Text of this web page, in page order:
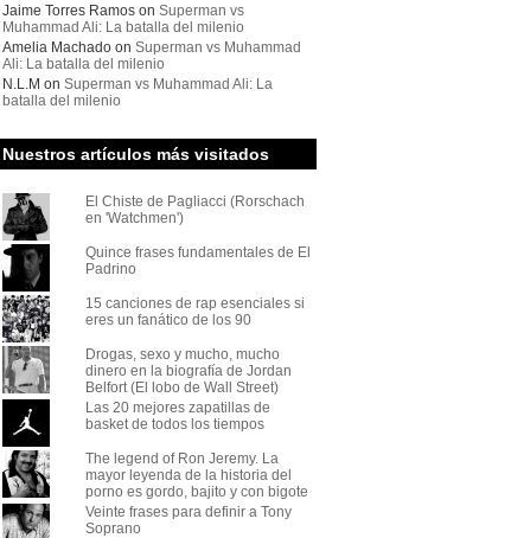
Jaime Torres Ramoson Superman vs
Muhammad Ali: La batalla del milenio
Amelia Machadoon Superman vs Muhammad
Ali: La batalla del milenio
N.L.M on Superman vs Muhammad Ali: La
batalla del milenio
Nuestros artículos más visitados
El Chiste de Pagliacci (Rorschach
en 'Watchmen')
Quince frases fundamentales de El
Padrino
15 canciones de rap esenciales si
eres un fanático de los 90
Drogas, sexo y mucho, mucho
dinero en la biografía de Jordan
Belfort (El lobo de Wall Street)
Las 20 mejores zapatillas de
basket de todos los tiempos
The legend of Ron Jeremy. La
mayor leyenda de la historia del
porno es gordo, bajito y con bigote
Veinte frases para definir a Tony
Soprano